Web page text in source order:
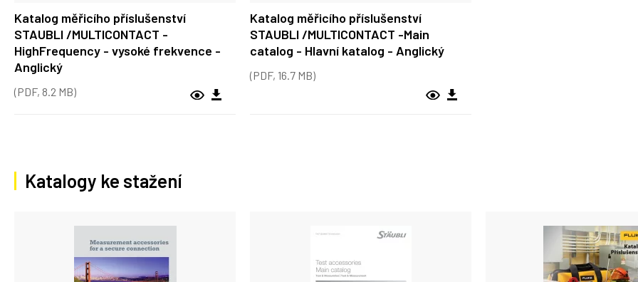
Katalog měřicího příslušenství
STAUBLI /MULTICONTACT -
HighFrequency - vysoké frekvence -
Anglický
(PDF, 8.2 MB)
Katalog měřicího příslušenství
STAUBLI /MULTICONTACT -Main
catalog - Hlavní katalog - Anglický
(PDF, 16.7 MB)
Katalogy ke stažení